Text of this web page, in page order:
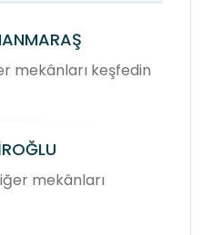
mekânları keşfedin
mekânları